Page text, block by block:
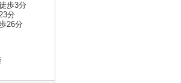
歩3分
分
26分